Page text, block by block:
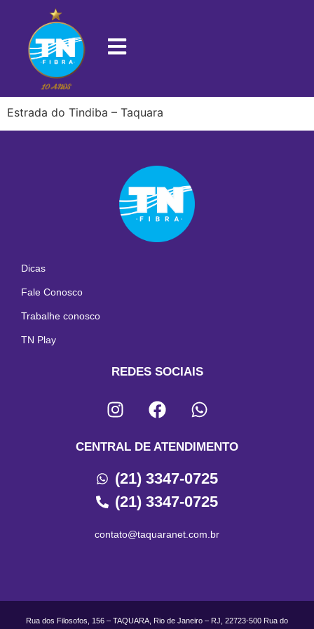
22725-422
Estrada do Tindiba – Taquara
Dicas
Fale Conosco
Trabalhe conosco
TN Play
REDES SOCIAIS
CENTRAL DE ATENDIMENTO
(21) 3347-0725
(21) 3347-0725
contato@taquaranet.com.br
Rua dos Filosofos, 156 – TAQUARA, Rio de Janeiro – RJ, 22723-500 Rua do